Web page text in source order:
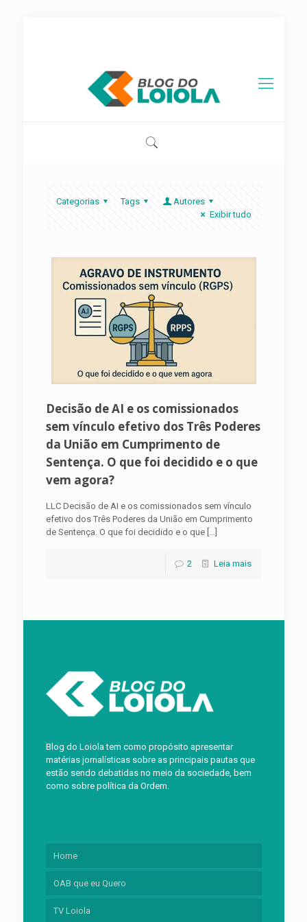
Categorias Tags
Autores
Exibir tudo
Decisão de AI e os comissionados
sem vínculo efetivo dos Três Poderes
da União em Cumprimento de
Sentença. O que foi decidido e o que
vem agora?
LLC Decisão de AI e os comissionados sem vínculo
efetivo dos Três Poderes da União em Cumprimento
de Sentença. O que foi decidido e o que[…]
2 Leia mais
Blog do Loiola tem como propósito apresentar
matérias jornalísticas sobre as principais pautas que
estão sendo debatidas no meio da sociedade, bem
como sobre política da Ordem.
Home
OAB que eu Quero
TV Loiola